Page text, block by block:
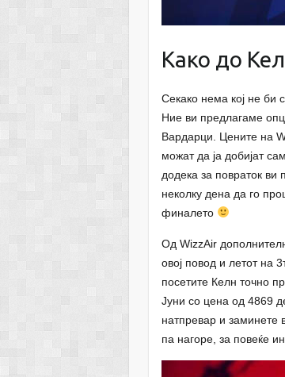
Како до
Секако нема кој не би
Ние ви предлагаме
Вардарци. Цените на
можат да ја добијат
додека за повраток
неколку дена да го
финалето
Од WizzAir
овој повод и летот на
посетите Келн точно
Јуни со цена од 4869
натпревар и заминете
па нагоре, за повеќе